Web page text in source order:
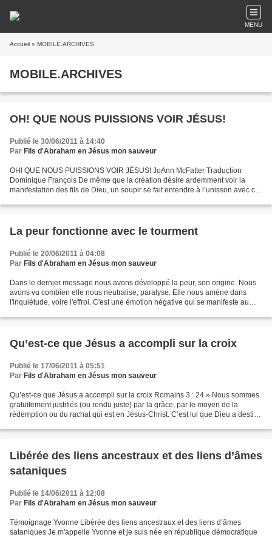
MENU
Accueil » MOBILE.ARCHIVES
MOBILE.ARCHIVES
OH! QUE NOUS PUISSIONS VOIR JÉSUS!
Publié le 30/06/2011 à 14:40
Par Fils d'Abraham en Jésus mon sauveur
OH! QUE NOUS PUISSIONS VOIR JÉSUS! JoAnn McFatter Traduction
Dominique François De même que la création désire ardemment voir la
manifestation des fils de Dieu, un soupir se fait entendre à l’unisson avec ce
La peur fonctionne avec le tourment
Publié le 20/06/2011 à 04:08
Par Fils d'Abraham en Jésus mon sauveur
Dans le dernier message nous avons développé la peur, son origine. Nous
avons vu combien elle nous neutralise, paralyse. Elle nous amène dans
l'inquiétude, voire l'effroi. C'est une émotion négative qui se manifeste au
Qu’est-ce que Jésus a accompli sur la croix
Publié le 17/06/2011 à 05:51
Par Fils d'Abraham en Jésus mon sauveur
Qu’est-ce que Jésus a accompli sur la croix Romains 3 : 24 » Nous sommes
gratuitement justifiés (ou rendu juste) par la grâce, par le moyen de la
rédemption ou du rachat qui est en Jésus-Christ. C’est lui que Dieu a destiné
Libérée des liens ancestraux et des liens d’âmes
sataniques
Publié le 14/06/2011 à 12:08
Par Fils d'Abraham en Jésus mon sauveur
Témoignage Yvonne Libérée des liens ancestraux et des liens d’âmes
sataniques Je m'appelle Yvonne et je suis née en république démocratique